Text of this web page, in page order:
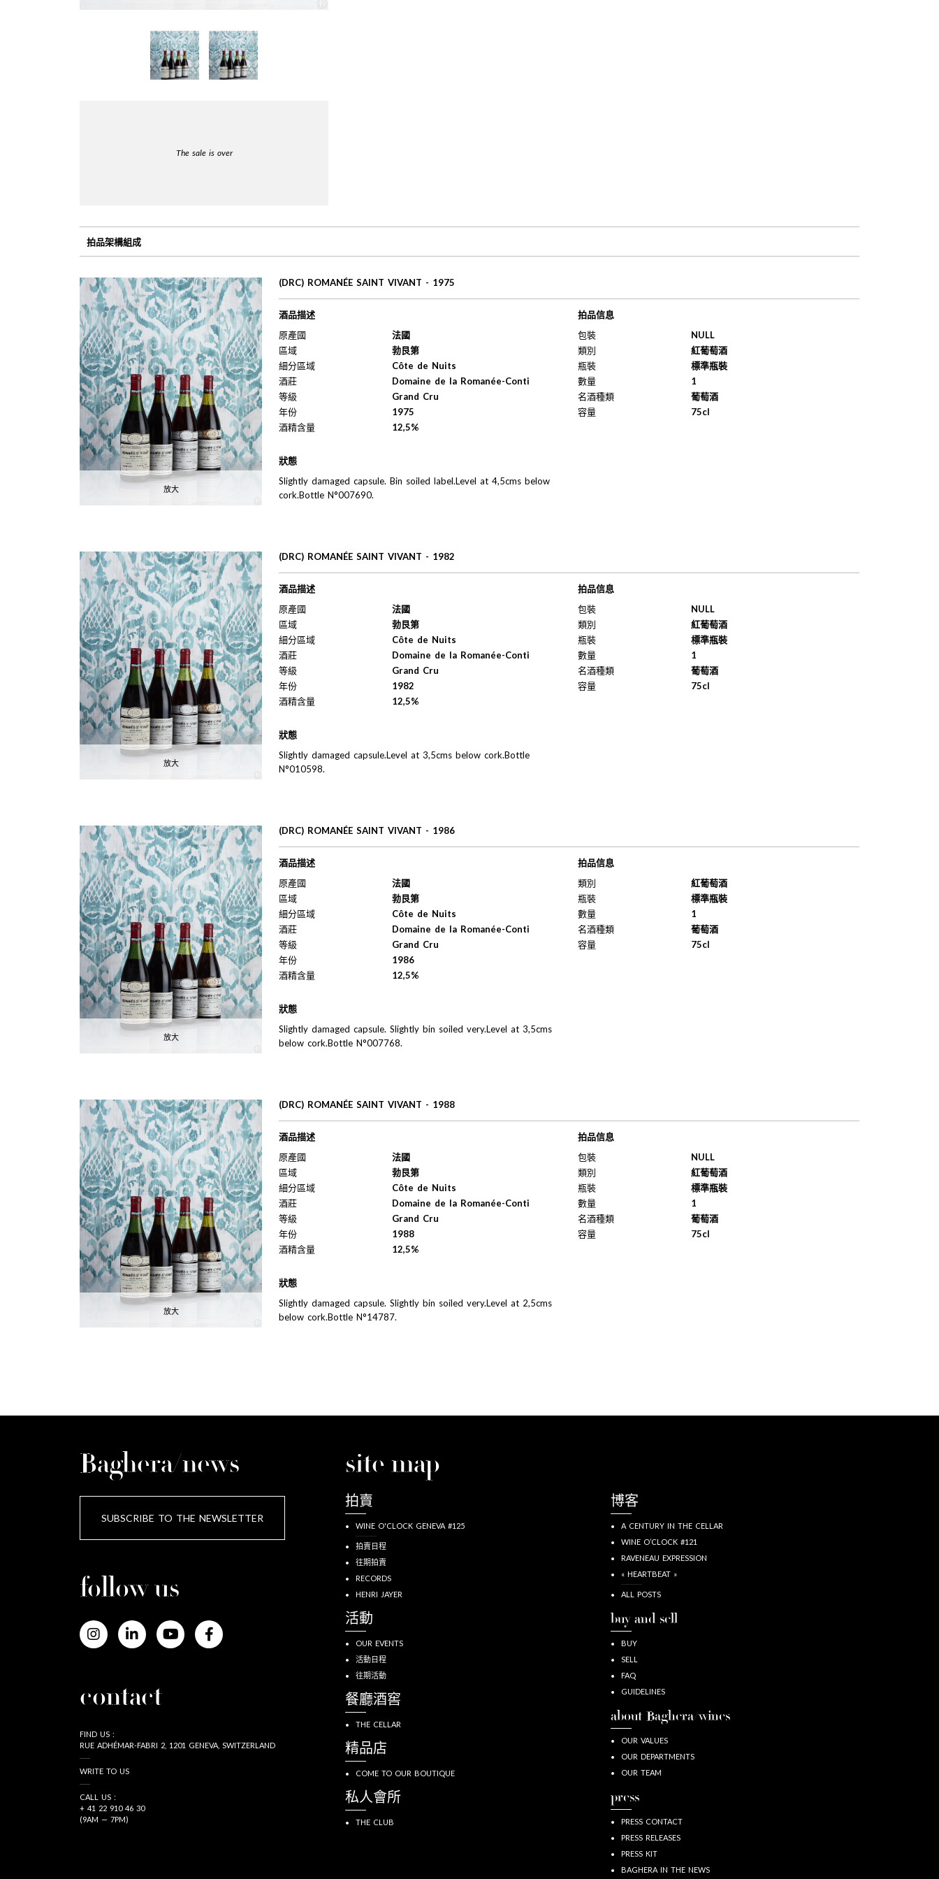
The sale is over
拍品架構組成
放大
(DRC) ROMANÉE SAINT VIVANT - 1975
酒品描述
原產國
法國
區域
勃艮第
細分區域
Côte de Nuits
酒莊
Domaine de la Romanée-Conti
等級
Grand Cru
年份
1975
酒精含量
12,5%
拍品信息
包裝
NULL
類別
紅葡萄酒
瓶裝
標準瓶裝
數量
1
名酒種類
葡萄酒
容量
75cl
狀態
Slightly damaged capsule. Bin soiled label.Level at 4,5cms below
cork.Bottle N°007690.
放大
(DRC) ROMANÉE SAINT VIVANT - 1982
酒品描述
原產國
法國
區域
勃艮第
細分區域
Côte de Nuits
酒莊
Domaine de la Romanée-Conti
等級
Grand Cru
年份
1982
酒精含量
12,5%
拍品信息
包裝
NULL
類別
紅葡萄酒
瓶裝
標準瓶裝
數量
1
名酒種類
葡萄酒
容量
75cl
狀態
Slightly damaged capsule.Level at 3,5cms below cork.Bottle
N°010598.
放大
(DRC) ROMANÉE SAINT VIVANT - 1986
酒品描述
原產國
法國
區域
勃艮第
細分區域
Côte de Nuits
酒莊
Domaine de la Romanée-Conti
等級
Grand Cru
年份
1986
酒精含量
12,5%
拍品信息
類別
紅葡萄酒
瓶裝
標準瓶裝
數量
1
名酒種類
葡萄酒
容量
75cl
狀態
Slightly damaged capsule. Slightly bin soiled very.Level at 3,5cms
below cork.Bottle N°007768.
放大
(DRC) ROMANÉE SAINT VIVANT - 1988
酒品描述
原產國
法國
區域
勃艮第
細分區域
Côte de Nuits
酒莊
Domaine de la Romanée-Conti
等級
Grand Cru
年份
1988
酒精含量
12,5%
拍品信息
包裝
NULL
類別
紅葡萄酒
瓶裝
標準瓶裝
數量
1
名酒種類
葡萄酒
容量
75cl
狀態
Slightly damaged capsule. Slightly bin soiled very.Level at 2,5cms
below cork.Bottle N°14787.
Baghera/news
SUBSCRIBE TO THE NEWSLETTER
follow us
contact
FIND US :
RUE ADHÉMAR-FABRI 2, 1201 GENEVA, SWITZERLAND
WRITE TO US
CALL US :
+ 41 22 910 46 30
(9AM — 7PM)
site map
拍賣
WINE O'CLOCK GENEVA #125
拍賣日程
往期拍賣
RECORDS
HENRI JAYER
活動
OUR EVENTS
活動日程
往期活動
餐廳酒窖
THE CELLAR
精品店
COME TO OUR BOUTIQUE
私人會所
THE CLUB
博客
A CENTURY IN THE CELLAR
WINE O’CLOCK #121
RAVENEAU EXPRESSION
« HEARTBEAT »
ALL POSTS
buy and sell
BUY
SELL
FAQ
GUIDELINES
about Baghera/wines
OUR VALUES
OUR DEPARTMENTS
OUR TEAM
press
PRESS CONTACT
PRESS RELEASES
PRESS KIT
BAGHERA IN THE NEWS